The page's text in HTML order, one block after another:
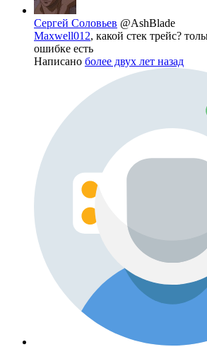
Сергей Соловьев @AshBlade
Maxwell012, какой стек трейс?
ошибке есть
Написано более двух лет назад